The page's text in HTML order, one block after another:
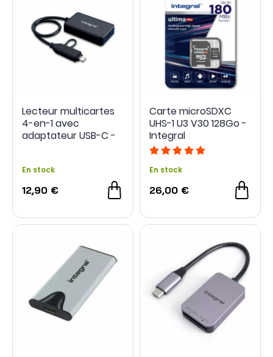
Lecteur multicartes
4-en-1 avec
adaptateur USB-C -
En stock
12,90 €
Carte microSDXC
UHS-1 U3 V30 128Go -
Integral
En stock
26,00 €